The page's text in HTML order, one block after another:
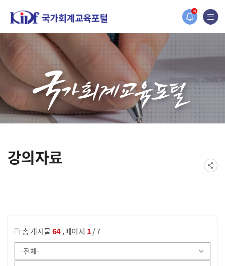
N
홈페이지가 새롭게 개편되었습니다.
한국조세재정연구원홈페이지가 새롭게 개설되었습니다.
강의자료
총 게시물64,페이지 1/ 7